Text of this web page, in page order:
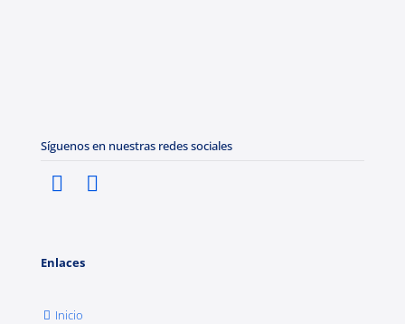
Síguenos en nuestras redes sociales
Enlaces
Inicio